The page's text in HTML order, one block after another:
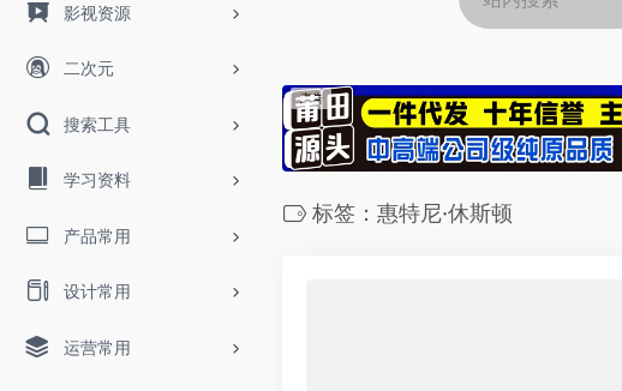
影视资源
二次元
搜索工具
学习资料
产品常用
设计常用
运营常用
标签：惠特尼·休斯顿